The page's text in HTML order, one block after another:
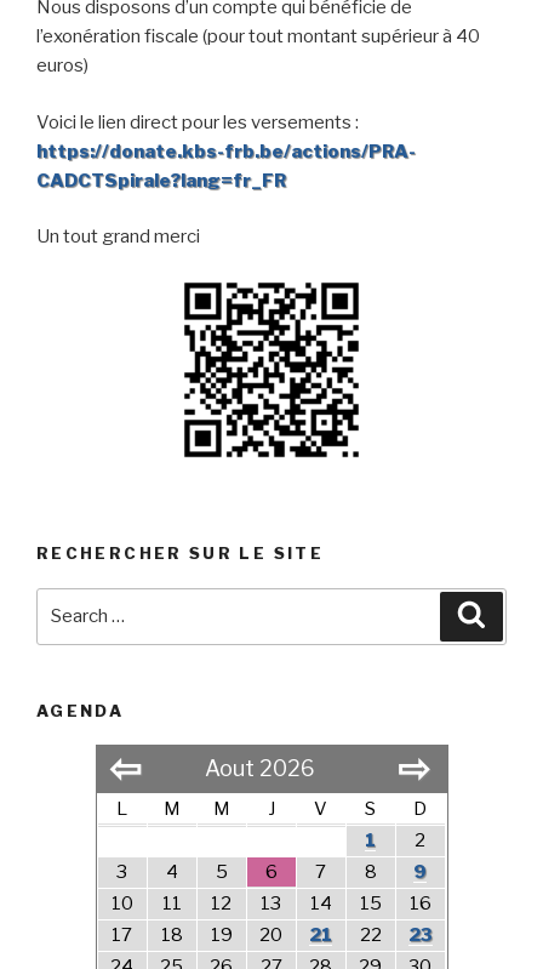
Nous disposons d’un compte qui bénéficie de
l’exonération fiscale (pour tout montant supérieur à 40
euros)
Voici le lien direct pour les versements :
https://donate.kbs-frb.be/actions/PRA-
CADCTSpirale?lang=fr_FR
Un tout grand merci
RECHERCHER SUR LE SITE
AGENDA
⇦ Aout 2026 ⇨
L M M J V S
D
1
2
3
4 5 6 7 8
9
10
11 12 13 14 15
16
17
18 19 20 21 22
23